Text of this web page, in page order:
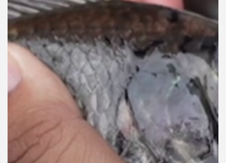
ของ
คุณ
เพลง
บทความ
และ
กิจกรรม